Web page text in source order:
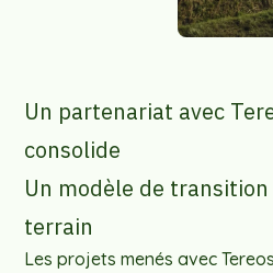
Un partenariat avec
consolide
Un modèle de
terrain
Les projets menés avec